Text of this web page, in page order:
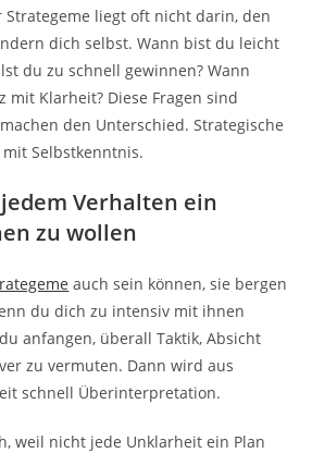
Strategeme liegt oft nicht darin, den
dich selbst. Wann bist du leicht
du zu schnell gewinnen? Wann
mit Klarheit? Diese Fragen sind
den Unterschied. Strategische
Selbstkenntnis.
Verhalten ein
zu wollen
auch sein können, sie bergen
du dich zu intensiv mit ihnen
anfangen, überall Taktik, Absicht
zu vermuten. Dann wird aus
schnell Überinterpretation.
weil nicht jede Unklarheit ein Plan